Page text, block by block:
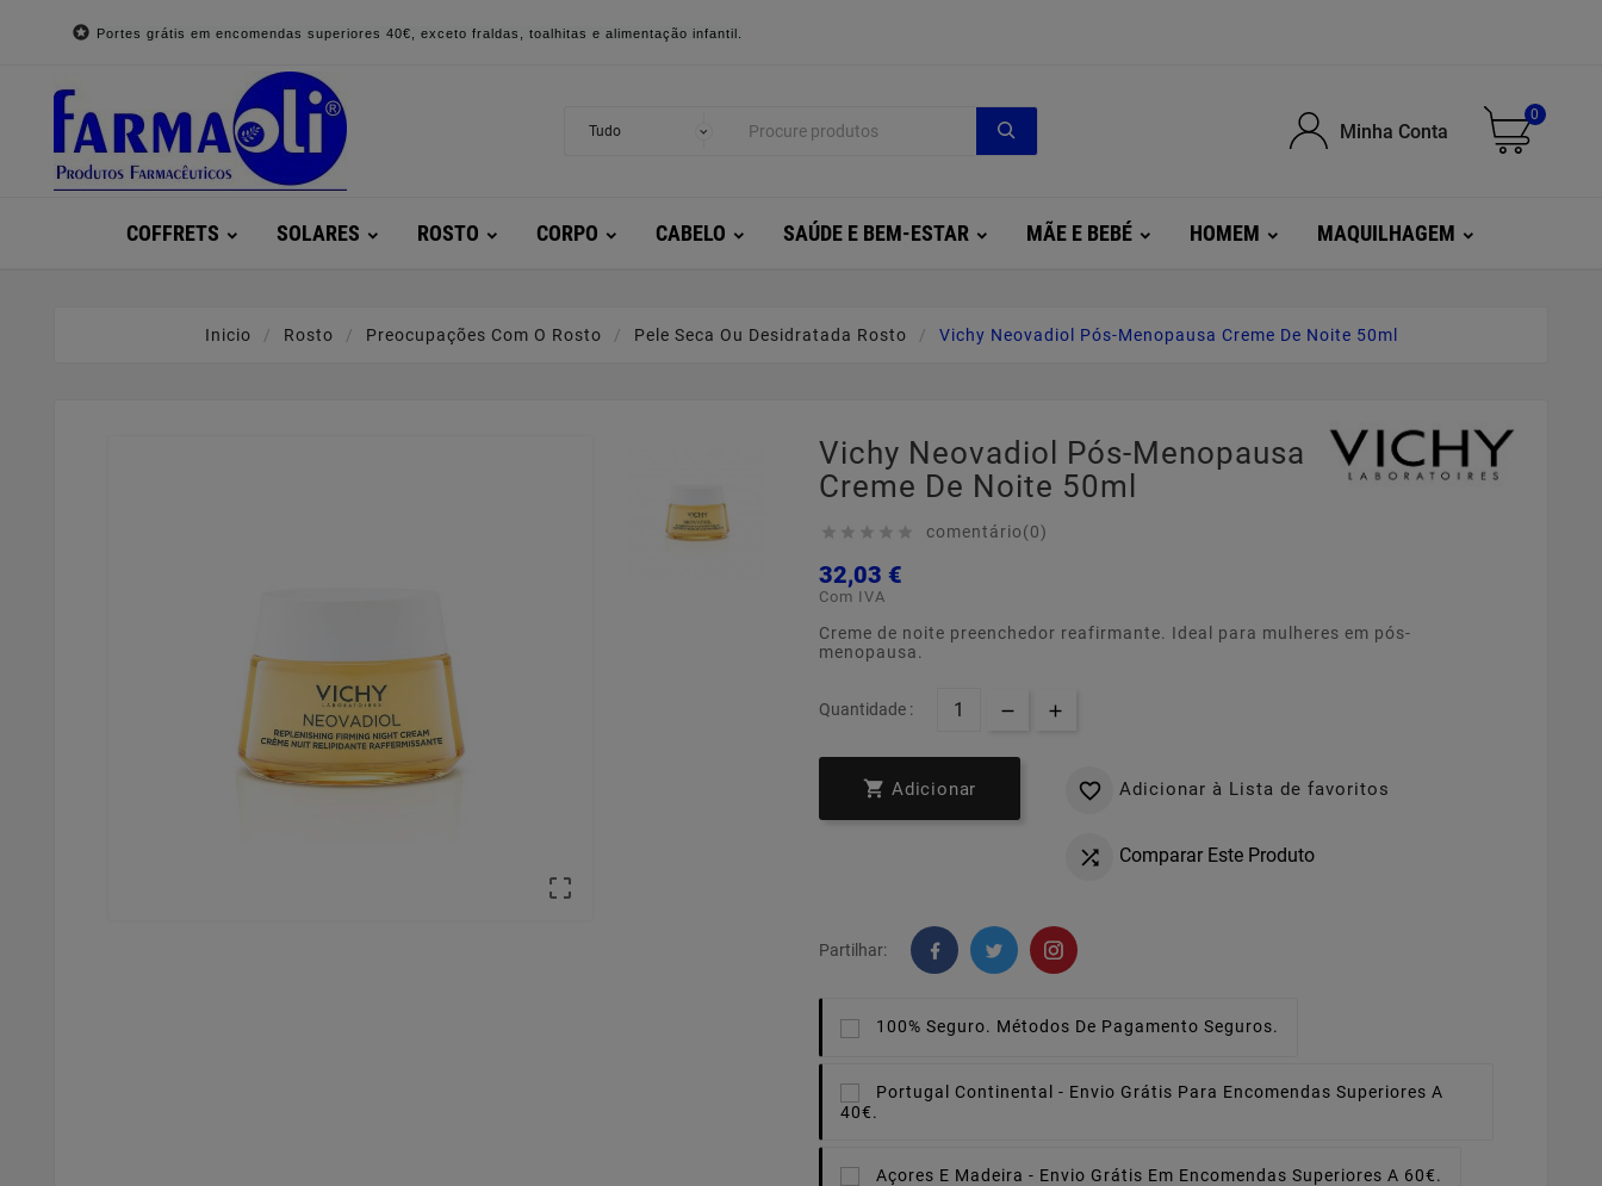
 Portes grátis em encomendas superiores 40€, exceto fraldas, toalhitas e alimentação infantil.
Minha Conta
0
COFFRETS SOLARES ROSTO CORPO CABELO SAÚDE E BEM-ESTAR MÃE E BEBÉ HOMEM MAQUILHAGEM
Inicio Rosto Preocupações Com O Rosto Pele Seca Ou Desidratada Rosto Vichy Neovadiol Pós-Menopausa Creme De Noite 50ml

Vichy Neovadiol Pós-Menopausa
Creme De Noite 50ml
     comentário(0)
32,03 €
Com IVA
Creme de noite preenchedor reafirmante. Ideal para mulheres em pós-
menopausa.
Quantidade :
 Adicionar  Adicionar à Lista de favoritos
 Comparar Este Produto
Partilhar:
100% Seguro. Métodos De Pagamento Seguros.
Portugal Continental - Envio Grátis Para Encomendas Superiores A
40€.
Açores E Madeira - Envio Grátis Em Encomendas Superiores A 60€.